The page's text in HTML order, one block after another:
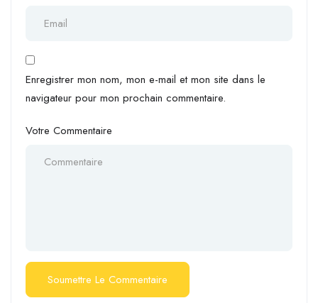
Enregistrer mon nom, mon e-mail et mon site dans le
navigateur pour mon prochain commentaire.
Votre Commentaire